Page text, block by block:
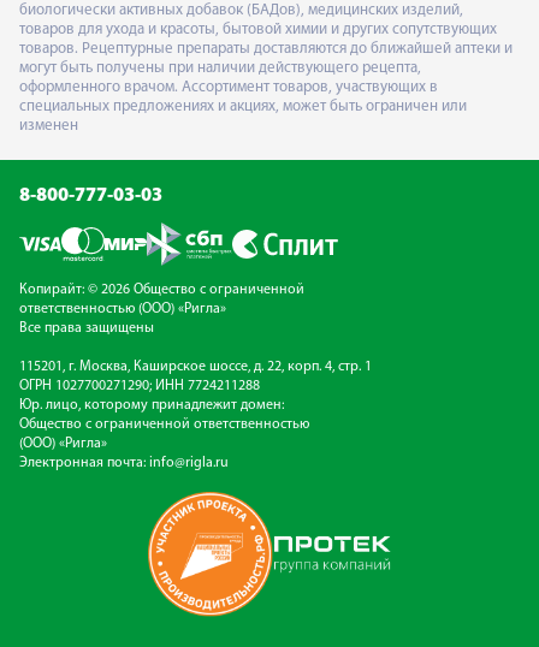
биологически активных добавок (БАДов), медицинских изделий,
товаров для ухода и красоты, бытовой химии и других сопутствующих
товаров. Рецептурные препараты доставляются до ближайшей аптеки и
могут быть получены при наличии действующего рецепта,
оформленного врачом. Ассортимент товаров, участвующих в
специальных предложениях и акциях, может быть ограничен или
изменен
8-800-777-03-03
Копирайт: © 2026 Общество с ограниченной
ответственностью (ООО) «Ригла»
Все права защищены
115201, г. Москва, Каширское шоссе, д. 22, корп. 4, стр. 1
ОГРН 1027700271290; ИНН 7724211288
Юр. лицо, которому принадлежит домен:
Общество с ограниченной ответственностью
(ООО) «Ригла»
Электронная почта: info@rigla.ru